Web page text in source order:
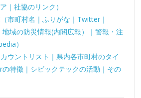
｜社協のリンク）
市町村名｜ふりがな｜Twitter｜
域の防災情報(内閣広報）｜警報・注
）
ウントリスト｜県内各市町村のタイ
特徴｜シビックテックの活動｜その